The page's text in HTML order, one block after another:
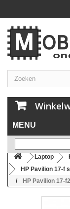
MENU
Laptop
HP Pavilion 17-f
HP Pavilion 17-